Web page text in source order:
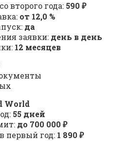
второго года: 590 ₽
от 12,0 %
да
заявки: день в день
12 месяцев
World
55 дней
до 700 000 ₽
первый год: 1 890 ₽